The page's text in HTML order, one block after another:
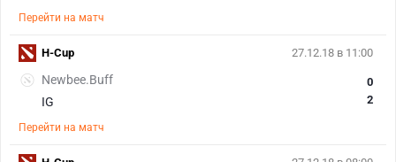
Перейти на матч
27.12.18 в 11:00
Newbee.Buff
IG
0
2
Перейти на матч
H-Cup